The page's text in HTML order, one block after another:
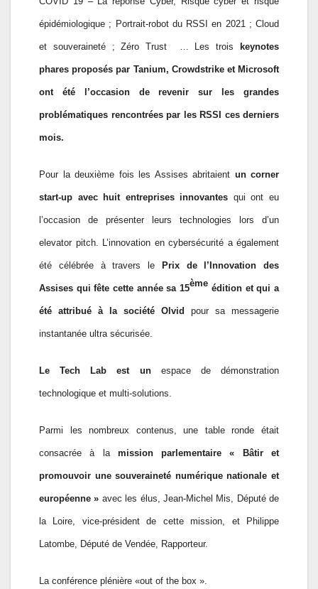
épidémiologique ; Portrait-robot du RSSI en 2021 ; Cloud
et souveraineté ; Zéro Trust … Les trois keynotes
phares proposés par Tanium, Crowdstrike et Microsoft
ont été l’occasion de revenir sur les grandes
problématiques rencontrées par les RSSI ces derniers
mois.
Pour la deuxième fois les Assises abritaient un corner
start-up avec huit entreprises innovantes qui ont eu
l’occasion de présenter leurs technologies lors d’un
elevator pitch. L’innovation en cybersécurité a également
été célébrée à travers le Prix de l’Innovation des
Assises qui fête cette année sa 15ème édition et qui a
été attribué à la société Olvid pour sa messagerie
instantanée ultra sécurisée.
Le Tech Lab est unespace de démonstration
technologique et multi-solutions.
Parmi les nombreux contenus, une table ronde était
consacrée à la mission parlementaire « Bâtir et
promouvoir une souveraineté numérique nationale et
européenne » avec les élus, Jean-Michel Mis, Député de
la Loire, vice-président de cette mission, et Philippe
Latombe, Député de Vendée, Rapporteur.
La conférence plénière «out of the box ».